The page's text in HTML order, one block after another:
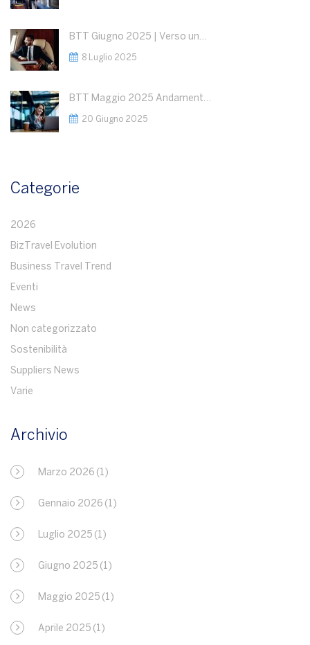
BTT Giugno 2025 | Verso una Nuova Fase del Business Travel: Segnali Positivi, ma la Geopolitica Detterà le Regole del Gioco
8 Luglio 2025
BTT Maggio 2025 Andamento del Business Travel : Razionalizzazione della spesa a fronte di volumi stabili
20 Giugno 2025
Categorie
2026
BizTravel Evolution
Business Travel Trend
Eventi
News
Non categorizzato
Sostenibilità
Suppliers News
Varie
Archivio
Marzo 2026 (1)
Gennaio 2026 (1)
Luglio 2025 (1)
Giugno 2025 (1)
Maggio 2025 (1)
Aprile 2025 (1)